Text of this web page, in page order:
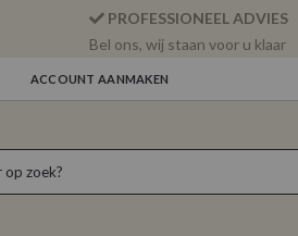
PROFESSIONEEL ADVIES
Bel ons, wij staan voor u klaar
ACCOUNT AANMAKEN